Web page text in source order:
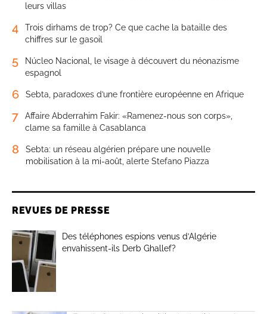
leurs villas
4
Trois dirhams de trop? Ce que cache la bataille des
chiffres sur le gasoil
5
Núcleo Nacional, le visage à découvert du néonazisme
espagnol
6 Sebta, paradoxes d’une frontière européenne en Afrique
7
Affaire Abderrahim Fakir: «Ramenez-nous son corps»,
clame sa famille à Casablanca
8
Sebta: un réseau algérien prépare une nouvelle
mobilisation à la mi-août, alerte Stefano Piazza
REVUES DE PRESSE
Des téléphones espions venus d’Algérie
envahissent-ils Derb Ghallef?